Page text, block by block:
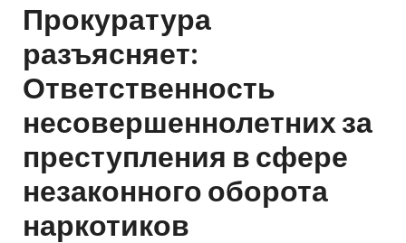
Прокуратура
разъясняет:
Ответственность
несовершеннолетних за
преступления в сфере
незаконного оборота
наркотиков